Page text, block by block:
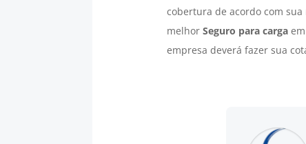
cobertura de acordo com sua
melhor Seguro para cargaem
empresa deverá fazer sua